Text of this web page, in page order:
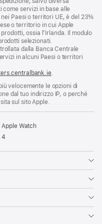
come servizi in base alle
Paesi o territori UE, è del 23%
o territorio in cui Apple
ossia l’Irlanda. Il modulo
selezionati.
dalla Banca Centrale
in alcuni Paesi o territori
.
velocemente le opzioni di
dal tuo indirizzo IP, o perché
sul sito Apple.
Watch
4